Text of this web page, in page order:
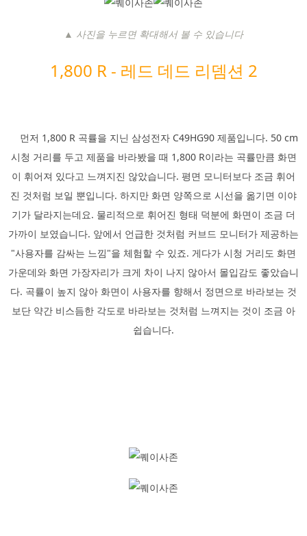
▲ 사진을 누르면 확대해서 볼 수 있습니다
1,800 R - 레드 데드 리뎀션 2
먼저 1,800 R 곡률을 지닌 삼성전자 C49HG90 제품입니다. 50 cm
시청 거리를 두고 제품을 바라봤을 때 1,800 R이라는 곡률만큼 화면
이 휘어져 있다고 느껴지진 않았습니다. 평면 모니터보다 조금 휘어
진 것처럼 보일 뿐입니다. 하지만 화면 양쪽으로 시선을 옮기면 이야
기가 달라지는데요. 물리적으로 휘어진 형태 덕분에 화면이 조금 더
가까이 보였습니다. 앞에서 언급한 것처럼 커브드 모니터가 제공하는
"사용자를 감싸는 느낌"을 체험할 수 있죠. 게다가 시청 거리도 화면
가운데와 화면 가장자리가 크게 차이 나지 않아서 몰입감도 좋았습니
다. 곡률이 높지 않아 화면이 사용자를 향해서 정면으로 바라보는 것
보단 약간 비스듬한 각도로 바라보는 것처럼 느껴지는 것이 조금 아
쉽습니다.